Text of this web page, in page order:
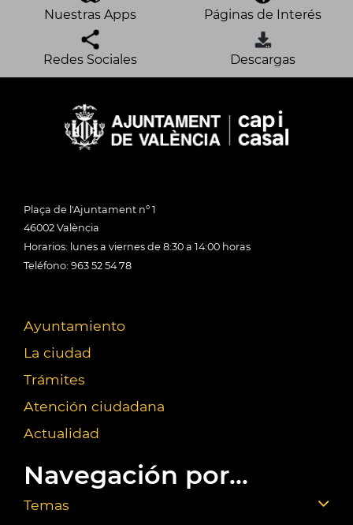
Nuestras Apps Páginas de Interés
Redes Sociales Descargas
Plaça de l'Ajuntament nº 1
46002 València
Horarios: lunes a viernes de 8:30 a 14:00 horas
Teléfono: 963 52 54 78
Ayuntamiento
La ciudad
Trámites
Atención ciudadana
Actualidad
Navegación por...
Temas